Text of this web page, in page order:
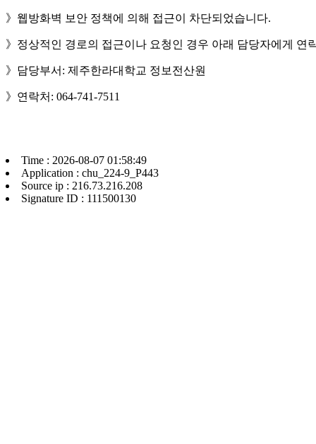
》웹방화벽 보안 정책에 의해 접근이 차단되었습니다.
》정상적인 경로의 접근이나 요청인 경우 아래 담당자에게 연
》담당부서: 제주한라대학교 정보전산원
》연락처: 064-741-7511
Time : 2026-08-07 01:58:49
Application : chu_224-9_P443
Source ip : 216.73.216.208
Signature ID : 111500130